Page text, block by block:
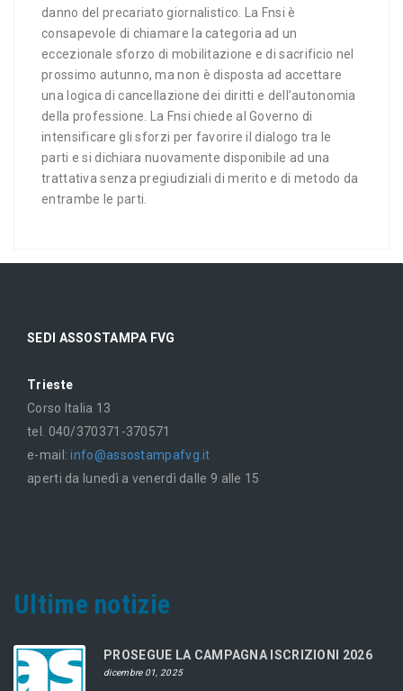
danno del precariato giornalistico. La Fnsi è
consapevole di chiamare la categoria ad un
eccezionale sforzo di mobilitazione e di sacrificio nel
prossimo autunno, ma non è disposta ad accettare
una logica di cancellazione dei diritti e dell’autonomia
della professione. La Fnsi chiede al Governo di
intensificare gli sforzi per favorire il dialogo tra le
parti e si dichiara nuovamente disponibile ad una
trattativa senza pregiudiziali di merito e di metodo da
entrambe le parti.
SEDI ASSOSTAMPA FVG
Trieste
Corso Italia 13
tel. 040/370371-370571
e-mail:info@assostampafvg.it
aperti da lunedì a venerdì dalle 9 alle 15
Ultime notizie
PROSEGUE LA CAMPAGNA ISCRIZIONI 2026
dicembre 01, 2025